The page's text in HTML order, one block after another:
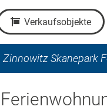
Verkaufsobjekte
Zinnowitz Skanepark